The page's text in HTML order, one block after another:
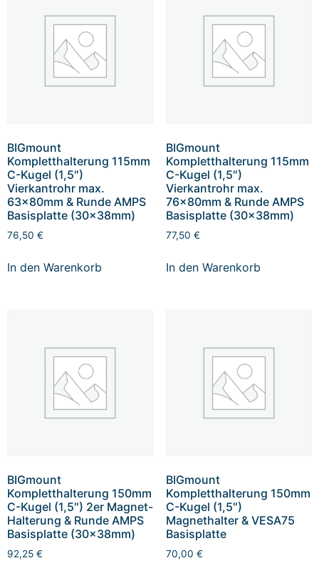
BIGmount
Kompletthalterung 115mm
C-Kugel (1,5″)
Vierkantrohr max.
63x80mm & Runde AMPS
Basisplatte (30x38mm)
76,50 €
In den Warenkorb
BIGmount
Kompletthalterung 115mm
C-Kugel (1,5″)
Vierkantrohr max.
76x80mm & Runde AMPS
Basisplatte (30x38mm)
77,50 €
In den Warenkorb
BIGmount
Kompletthalterung 150mm
C-Kugel (1,5″) 2er Magnet-
Halterung & Runde AMPS
Basisplatte (30x38mm)
92,25 €
BIGmount
Kompletthalterung 150mm
C-Kugel (1,5″)
Magnethalter & VESA75
Basisplatte
70,00 €